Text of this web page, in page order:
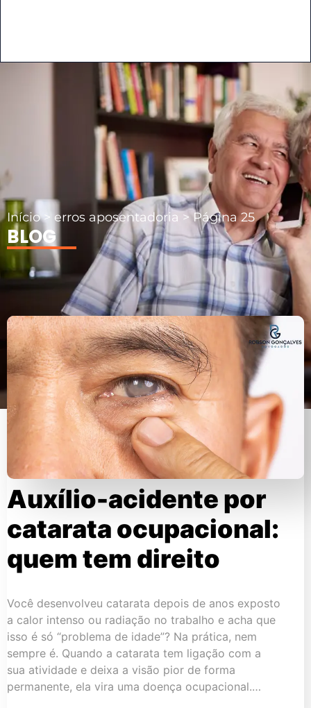
Início> erros aposentadoria >Página 25
BLOG
Auxílio-acidente por
catarata ocupacional:
quem tem direito
Você desenvolveu catarata depois de anos exposto
a calor intenso ou radiação no trabalho e acha que
isso é só “problema de idade”? Na prática, nem
sempre é. Quando a catarata tem ligação com a
sua atividade e deixa a visão pior de forma
permanente, ela vira uma doença ocupacional.…